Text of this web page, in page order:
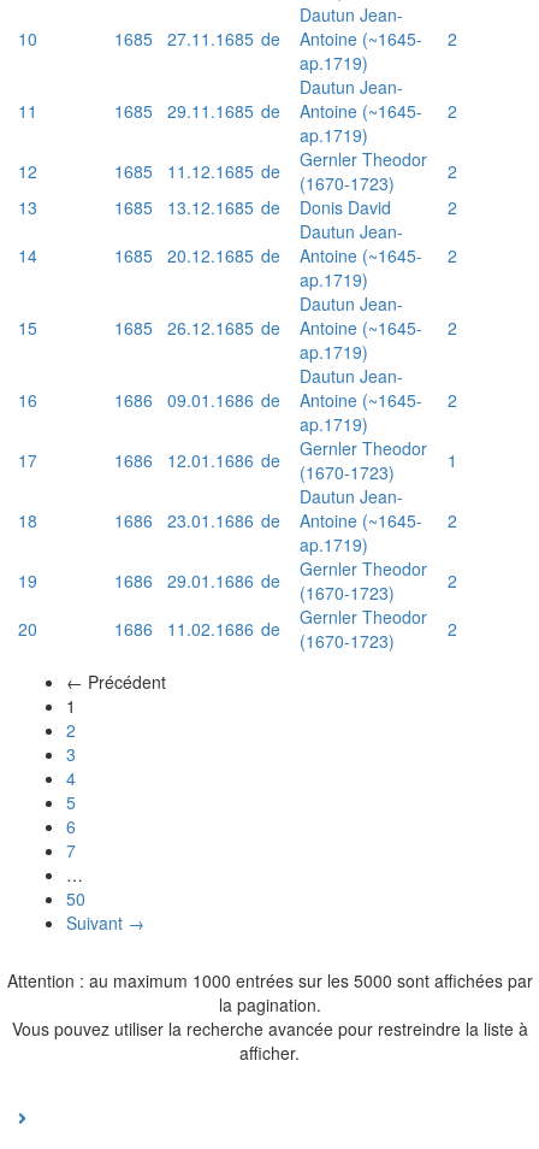
10 1685 27.11.1685 de
Dautun Jean-
Antoine (~1645-
ap.1719)
2
11 1685 29.11.1685 de
Dautun Jean-
Antoine (~1645-
ap.1719)
2
12 1685 11.12.1685 de
Gernler Theodor
(1670-1723)
2
13
1685 13.12.1685 de Donis David
2
14
1685 20.12.1685 de
Dautun Jean-
Antoine (~1645-
ap.1719)
2
15 1685 26.12.1685 de
Dautun Jean-
Antoine (~1645-
ap.1719)
2
16 1686 09.01.1686 de
Dautun Jean-
Antoine (~1645-
ap.1719)
2
17 1686 12.01.1686 de
Gernler Theodor
(1670-1723)
1
18 1686 23.01.1686 de
Dautun Jean-
Antoine (~1645-
ap.1719)
2
19 1686 29.01.1686 de
Gernler Theodor
(1670-1723)
2
20
1686 11.02.1686 de
Gernler Theodor
(1670-1723)
2
← Précédent
1
2
3
4
5
6
7
…
50
Suivant →
Attention : au maximum 1000 entrées sur les 5000 sont affichées par
la pagination.
Vous pouvez utiliser la recherche avancée pour restreindre la liste à
afficher.